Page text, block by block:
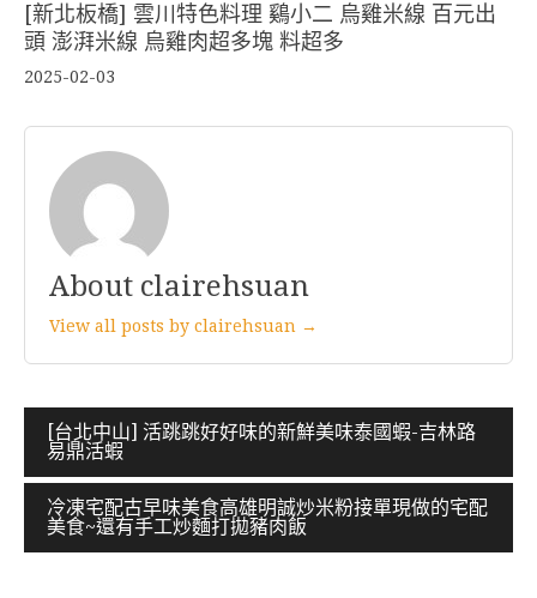
[新北板橋] 雲川特色料理 鷄小二 烏雞米線 百元出
頭 澎湃米線 烏雞肉超多塊 料超多
2025-02-03
About clairehsuan
View all posts by clairehsuan →
文
章
導
覽
[台北中山] 活跳跳好好味的新鮮美味泰國蝦-吉林路
易鼎活蝦
冷凍宅配古早味美食高雄明誠炒米粉接單現做的宅配
美食~還有手工炒麵打拋豬肉飯